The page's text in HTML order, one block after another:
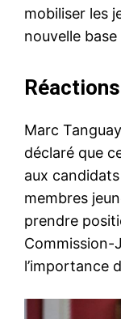
mobiliser les
nouvelle
Marc
déclaré que
aux
membres
prendre
Commission-
l’importance